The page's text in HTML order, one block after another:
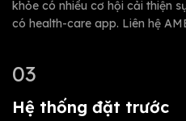
khỏe có nhiều cơ hội cải thiện
có health-care app. Liên hệ
03
Hệ thống đặt trước